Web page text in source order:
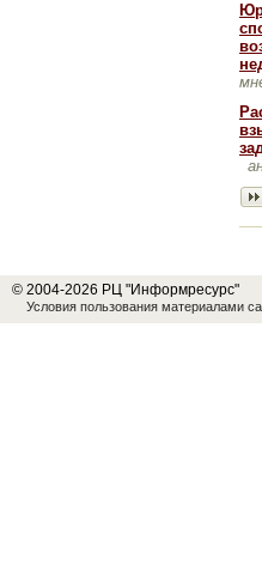
© 2004-2026 РЦ "Информресурс"
Условия пользования материалами